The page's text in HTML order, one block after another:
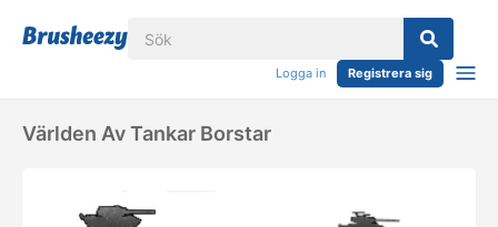
Logga in Registrera sig
Världen Av Tankar Borstar